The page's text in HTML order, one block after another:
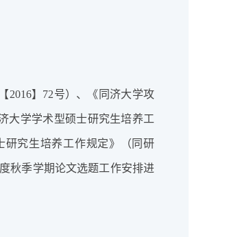
2016】72号）、《同济大学攻
大学学术型硕士研究生培养工
研究生培养工作规定》（同研
秋季学期论文选题工作安排进